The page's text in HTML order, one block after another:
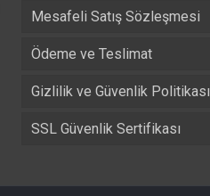
Mesafeli Satış Sözleşmesi
Ödeme ve Teslimat
Gizlilik ve Güvenlik Politikası
SSL Güvenlik Sertifikası